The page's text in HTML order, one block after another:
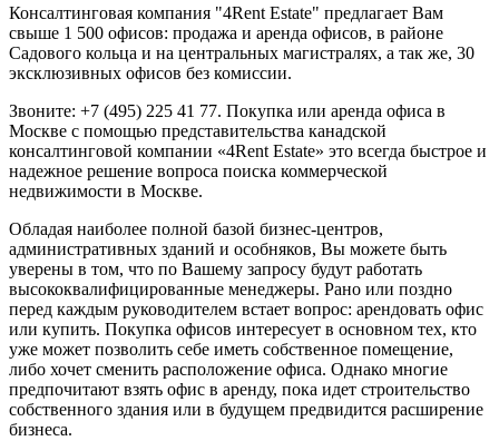
Консалтинговая компания "4Rent Estate" предлагает Вам
свыше 1 500 офисов: продажа и аренда офисов, в районе
Садового кольца и на центральных магистралях, а так же, 30
эксклюзивных офисов без комиссии.
Звоните: +7 (495) 225 41 77. Покупка или аренда офиса в
Москве с помощью представительства канадской
консалтинговой компании «4Rent Estate» это всегда быстрое и
надежное решение вопроса поиска коммерческой
недвижимости в Москве.
Обладая наиболее полной базой бизнес-центров,
административных зданий и особняков, Вы можете быть
уверены в том, что по Вашему запросу будут работать
высококвалифицированные менеджеры. Рано или поздно
перед каждым руководителем встает вопрос: арендовать офис
или купить. Покупка офисов интересует в основном тех, кто
уже может позволить себе иметь собственное помещение,
либо хочет сменить расположение офиса. Однако многие
предпочитают взять офис в аренду, пока идет строительство
собственного здания или в будущем предвидится расширение
бизнеса.